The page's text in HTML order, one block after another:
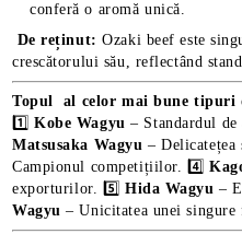
conferă o aromă unică.
De reținut: Ozaki beef este
crescătorului său, reflectând
Topul al celor mai bune tipuri
1️⃣Kobe Wagyu – Standardul
Matsusaka Wagyu – Delicatețea
Campionul competițiilor. 4️⃣
exporturilor. 5️⃣ Hida Wagyu –
Wagyu – Unicitatea unei singure